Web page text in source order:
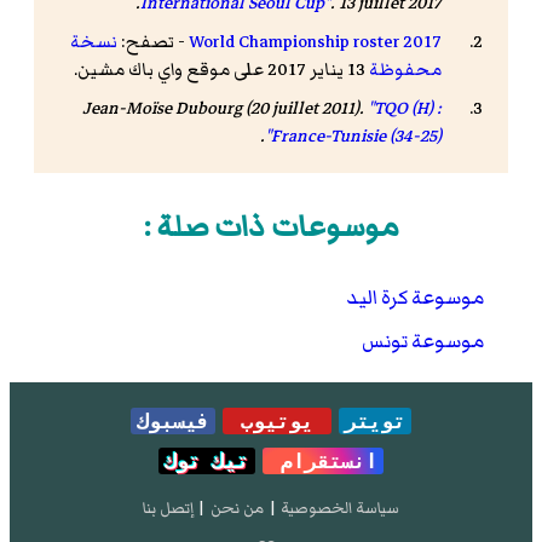
2017 World Championship roster
- تصفح: نسخة
محفوظة
Jean-Moïse Dubourg (20 juillet 2011). "TQO (H) :
France-Tunisie (34-25)"
.
موسوعات ذات صلة :
موسوعة كرة اليد
موسوعة تونس
تويتر يوتيوب
فيسبوك
انستقرام
تيك توك
سياسة الخصوصية | من نحن | إتصل بنا